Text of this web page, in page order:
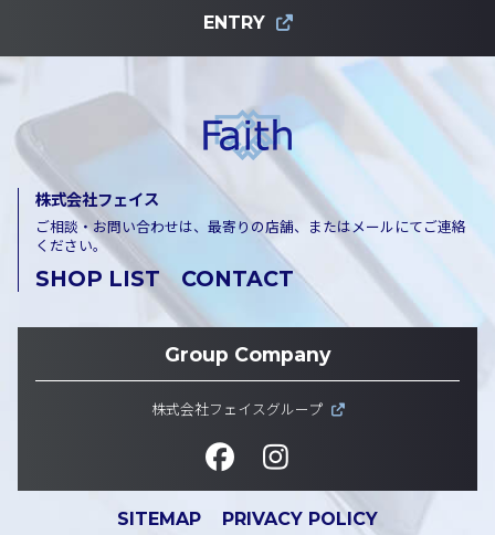
ENTRY
株式会社フェイス
ご相談・お問い合わせは、最寄りの店舗、またはメールにてご連絡
ください。
SHOP LIST CONTACT
Group Company
株式会社フェイスグループ
SITEMAP PRIVACY POLICY